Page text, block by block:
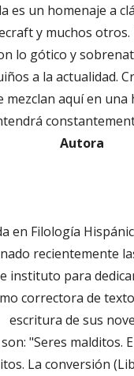
es un homenaje a
y muchos
lo gótico y
a la actualidad.
mezclan aquí en una
Autora
en Filología
recientemente
instituto para
correctora de
escritura de sus
"Seres malditos.
La conversión